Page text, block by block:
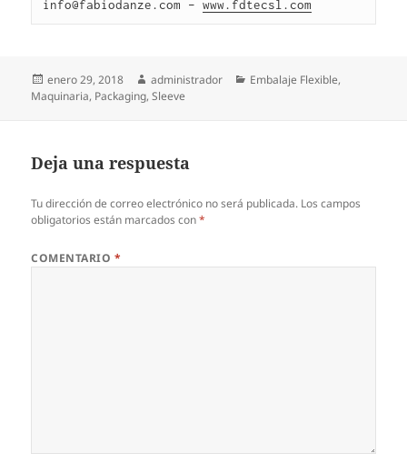
info@fabiodanze.com – www.fdtecsl.com
Publicado
el
enero 29, 2018 Autor
administrador Categorías
Embalaje Flexible,
Maquinaria, Packaging,Sleeve
Deja una respuesta
Tu dirección de correo electrónico no será publicada. Los campos
obligatorios están marcados con*
COMENTARIO *